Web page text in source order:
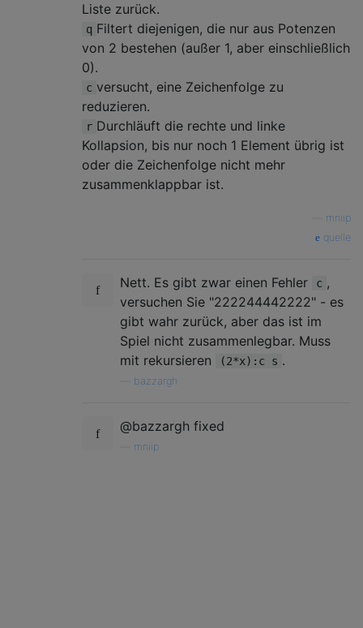
Liste zurück.
q Filtert diejenigen, die nur aus Potenzen
von 2 bestehen (außer 1, aber einschließlich
0).
c versucht, eine Zeichenfolge zu
reduzieren.
r Durchläuft die rechte und linke
Kollapsion, bis nur noch 1 Element übrig ist
oder die Zeichenfolge nicht mehr
zusammenklappbar ist.
mniip
quelle
Nett. Es gibt zwar einen Fehler c ,
versuchen Sie "222244442222" - es
gibt wahr zurück, aber das ist im
Spiel nicht zusammenlegbar. Muss
mit rekursieren
(2*x):c s .
bazzargh
@bazzargh fixed
mniip